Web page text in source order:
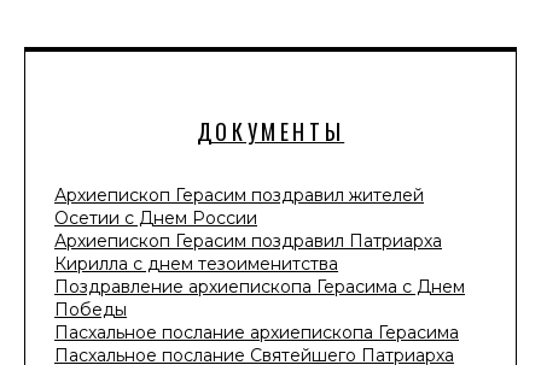
ДОКУМЕНТЫ
Архиепископ Герасим поздравил жителей
Осетии с Днем России
Архиепископ Герасим поздравил Патриарха
Кирилла с днем тезоименитства
Поздравление архиепископа Герасима с Днем
Победы
Пасхальное послание архиепископа Герасима
Пасхальное послание Святейшего Патриарха